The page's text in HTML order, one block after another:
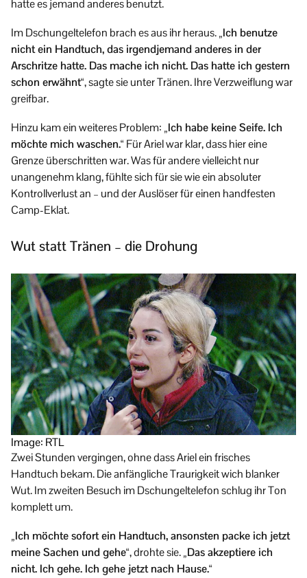
hatte es jemand anderes benutzt.
Im Dschungeltelefon brach es aus ihr heraus.„Ich benutze
nicht ein Handtuch, das irgendjemand anderes in der
Arschritze hatte. Das mache ich nicht. Das hatte ich gestern
schon erwähnt“, sagte sie unter Tränen. Ihre Verzweiflung war
greifbar.
Hinzu kam ein weiteres Problem: „Ich habe keine Seife. Ich
möchte mich waschen.“Für Ariel war klar, dass hier eine
Grenze überschritten war. Was für andere vielleicht nur
unangenehm klang, fühlte sich für sie wie ein absoluter
Kontrollverlust an – und der Auslöser für einen handfesten
Camp-Eklat.
Wut statt Tränen – die Drohung
Image: RTL
Zwei Stunden vergingen, ohne dass Ariel ein frisches
Handtuch bekam. Die anfängliche Traurigkeit wich blanker
Wut. Im zweiten Besuch im Dschungeltelefon schlug ihr Ton
komplett um.
„Ich möchte sofort ein Handtuch, ansonsten packe ich jetzt
meine Sachen und gehe“, drohte sie.„Das akzeptiere ich
nicht. Ich gehe. Ich gehe jetzt nach Hause.“